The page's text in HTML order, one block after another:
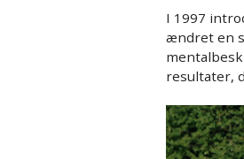
I 1997
ændret en
resultater,